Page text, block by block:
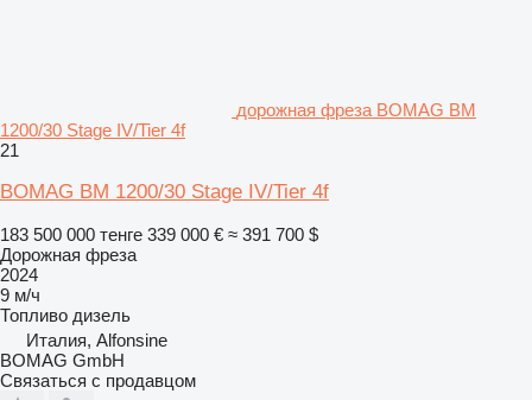
дорожная фреза BOMAG BM
1200/30 Stage IV/Tier 4f
21
BOMAG BM 1200/30 Stage IV/Tier 4f
183 500 000 тенге 339 000 € ≈ 391 700 $
Дорожная фреза
2024
9 м/ч
Топливо дизель
Италия, Alfonsine
BOMAG GmbH
Связаться с продавцом